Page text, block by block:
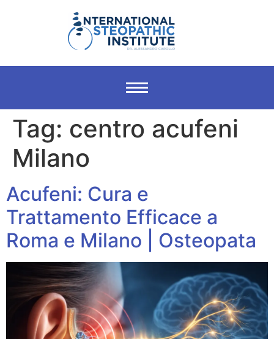
Tag: centro acufeni
Milano
Acufeni: Cura e
Trattamento Efficace a
Roma e Milano | Osteopata